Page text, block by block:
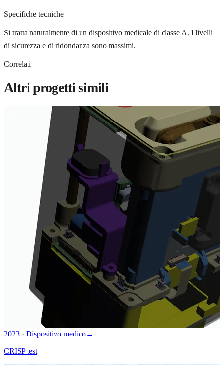
Specifiche tecniche
Si tratta naturalmente di un dispositivo medicale di classe A. I livelli
di sicurezza e di ridondanza sono massimi.
Correlati
Altri progetti simili
2023 · Dispositivo medico→
CRISP test